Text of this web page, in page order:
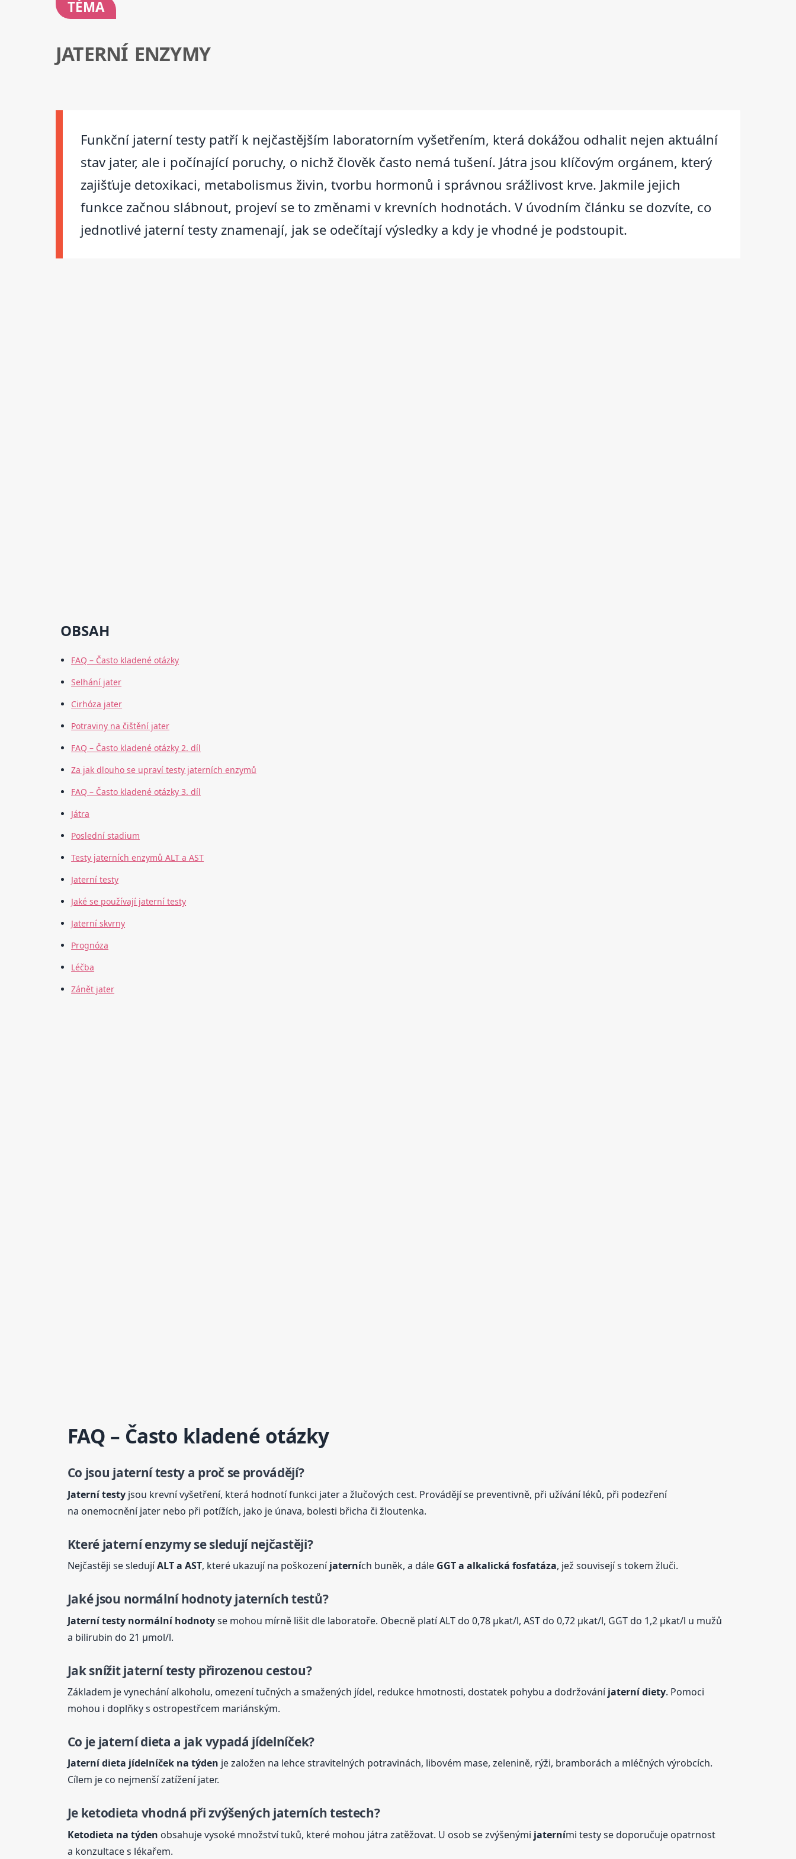
TÉMA
JATERNÍ ENZYMY
Funkční jaterní testy patří k nejčastějším laboratorním vyšetřením, která dokážou odhalit nejen aktuální
stav jater, ale i počínající poruchy, o nichž člověk často nemá tušení. Játra jsou klíčovým orgánem, který
zajišťuje detoxikaci, metabolismus živin, tvorbu hormonů i správnou srážlivost krve. Jakmile jejich
funkce začnou slábnout, projeví se to změnami v krevních hodnotách. V úvodním článku se dozvíte, co
jednotlivé jaterní testy znamenají, jak se odečítají výsledky a kdy je vhodné je podstoupit.
OBSAH
FAQ – Často kladené otázky
Selhání jater
Cirhóza jater
Potraviny na čištění jater
FAQ – Často kladené otázky 2. díl
Za jak dlouho se upraví testy jaterních enzymů
FAQ – Často kladené otázky 3. díl
Játra
Poslední stadium
Testy jaterních enzymů ALT a AST
Jaterní testy
Jaké se používají jaterní testy
Jaterní skvrny
Prognóza
Léčba
Zánět jater
FAQ – Často kladené otázky
Co jsou jaternítesty a proč se provádějí?
Jaternítestyjsou krevní vyšetření, která hodnotí funkci jater a žlučových cest. Provádějí se preventivně, při užívání léků, při podezření
na onemocnění jater nebo při potížích, jako je únava, bolesti břicha či žloutenka.
Které jaterníenzymyse sledují nejčastěji?
Nejčastěji se sledujíALT a AST, které ukazují na poškozeníjaterních buněk, a dále GGT a alkalická fosfatáza, jež souvisejí s tokem žluči.
Jaké jsou normální hodnotyjaterních testů?
Jaternítesty normální hodnotyse mohou mírně lišit dle laboratoře. Obecně platí ALT do 0,78 µkat/l, AST do 0,72 µkat/l, GGT do 1,2 µkat/l u mužů
a bilirubin do 21 µmol/l.
Jak snížitjaternítesty přirozenou cestou?
Základem je vynechání alkoholu, omezení tučných a smažených jídel, redukce hmotnosti, dostatek pohybu a dodržováníjaternídiety. Pomoci
mohou i doplňky s ostropestřcem mariánským.
Co je jaternídieta a jak vypadá jídelníček?
Jaternídieta jídelníček na týden je založen na lehce stravitelných potravinách, libovém mase, zelenině, rýži, bramborách a mléčných výrobcích.
Cílem je co nejmenší zatížení jater.
Je ketodieta vhodná při zvýšených jaterních testech?
Ketodieta na týden obsahuje vysoké množství tuků, které mohou játra zatěžovat. U osob se zvýšenými jaterními testy se doporučuje opatrnost
a konzultace s lékařem.